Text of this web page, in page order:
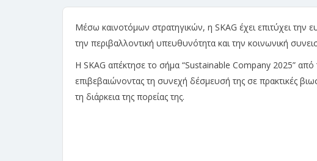
Μέσω καινοτόμων στρατηγικών, η SKAG έχει επιτύχει
την περιβαλλοντική υπευθυνότητα και την κοινωνική
Η SKAG απέκτησε το σήμα “Sustainable Company 2025”
επιβεβαιώνοντας τη συνεχή δέσμευσή της σε πρακτικές
τη διάρκεια της πορείας της.